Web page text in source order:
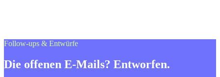
Follow-ups & Entwürfe
Die offenen E-Mails? Entworfen.